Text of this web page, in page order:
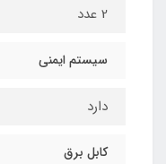
2 عدد
سیستم ایمنی
دارد
کابل برق